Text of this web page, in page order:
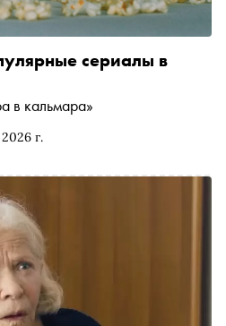
г.
сериалы в
в кальмара»